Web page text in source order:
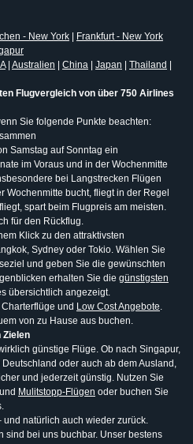
- New York
Frankfurt - New York
| Australien China Japan Thailand
Flugvergleich von über 750 Airlines
Sie folgende Punkte beachten:
Samstag auf Sonntag ein
im Voraus und in der Wochenmitte
bei Langstrecken Flügen
Wochenmitte bucht, fliegt in der Regel
spart beim Flugpreis am meisten.
für den Rückflug.
Klick zu den attraktivsten
Sydney oder Tokio. Wählen Sie
und geben Sie die gewünschten
erhalten Sie die günstigsten
übersichtlich angezeigt.
Charterflüge und Low Cost Angebote.
von zu Hause aus buchen.
Zielen
günstige Flüge. Ob nach Singapur,
oder auch ab dem Ausland,
und jederzeit günstig. Nutzen Sie
und Mulitstopp-Flügen oder buchen Sie
natürlich auch wieder zurück.
sind bei uns buchbar. Unser bestens